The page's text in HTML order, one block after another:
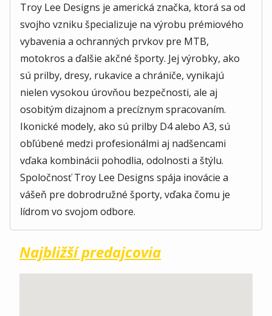
Troy Lee Designs je americká značka, ktorá sa od
svojho vzniku špecializuje na výrobu prémiového
vybavenia a ochranných prvkov pre MTB,
motokros a ďalšie akčné športy. Jej výrobky, ako
sú prilby, dresy, rukavice a chrániče, vynikajú
nielen vysokou úrovňou bezpečnosti, ale aj
osobitým dizajnom a precíznym spracovaním.
Ikonické modely, ako sú prilby D4 alebo A3, sú
obľúbené medzi profesionálmi aj nadšencami
vďaka kombinácii pohodlia, odolnosti a štýlu.
Spoločnosť Troy Lee Designs spája inovácie a
vášeň pre dobrodružné športy, vďaka čomu je
lídrom vo svojom odbore.
Najbližší predajcovia